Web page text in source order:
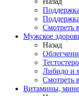
Смотреть
Мужское
Назад
Либидо и
Смотреть
Витамины,